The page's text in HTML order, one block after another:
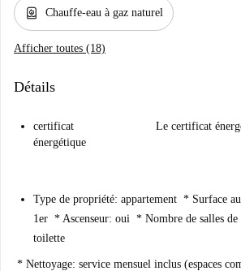
water_heater Chauffe-eau à gaz naturel
Afficher toutes (18)
Détails
certificat
énergétique
Le certificat
Type de propriété: appartement * Surface
1er * Ascenseur: oui * Nombre de salles de
toilette
* Nettoyage: service mensuel inclus (espaces